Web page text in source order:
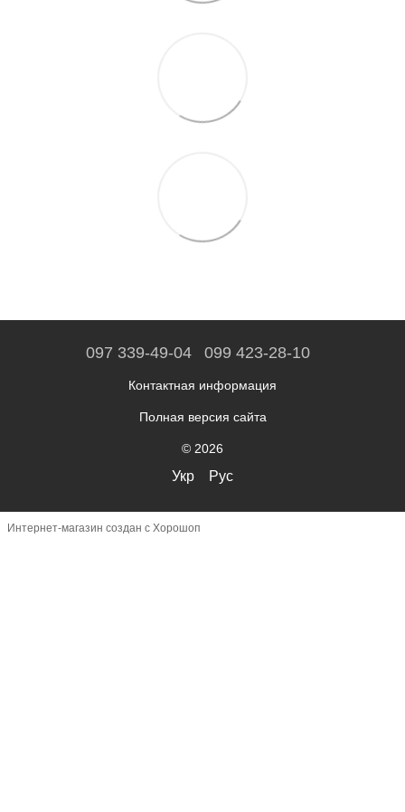
097 339-49-04 099 423-28-10
Контактная информация
Полная версия сайта
© 2026
Укр Рус
Интернет-магазин создан с Хорошоп